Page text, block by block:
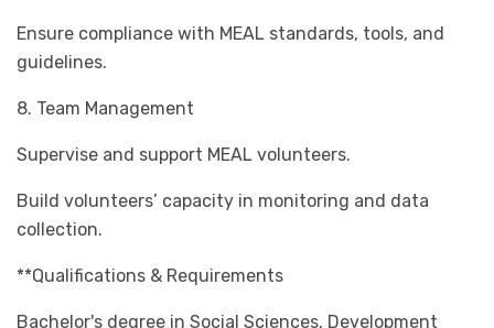
Ensure compliance with MEAL standards, tools, and
guidelines.
8. Team Management
Supervise and support MEAL volunteers.
Build volunteers’ capacity in monitoring and data
collection.
**Qualifications & Requirements
Bachelor's degree in Social Sciences, Development